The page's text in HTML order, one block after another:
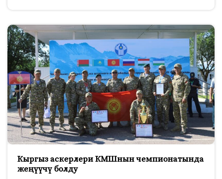
Кыргыз аскерлери КМШнын чемпионатында
жеңүүчү болду